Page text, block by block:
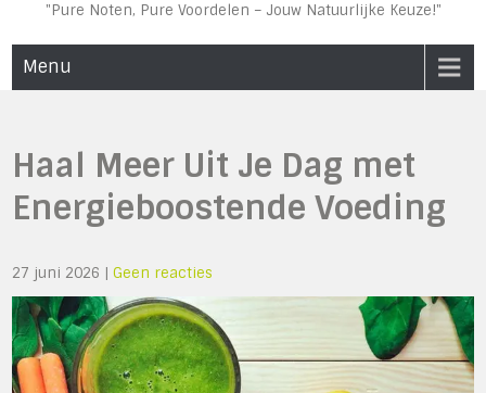
"Pure Noten, Pure Voordelen – Jouw Natuurlijke Keuze!"
Menu
Haal Meer Uit Je Dag met
Energieboostende Voeding
27 juni 2026 |Geen reacties